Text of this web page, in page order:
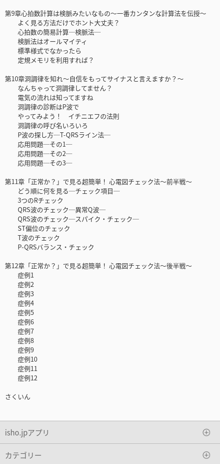
第9章心拍数計算は検脈みたいなもの～一番カンタンな計算法を伝授～
よく見る方法だけでホント大丈夫？
心拍数の簡易計算─検脈法─
検脈法はオールマイティ
標準様式でなかったら
定規メモリを利用すれば？
第10章洞調律を知れ～自信をもってサイナスと言えますか？～
なんちゃって洞調律してません？
電気の流れは知ってますね
洞調律の診断はP波で
やってみよう！ イチニエフの法則
洞調律の呼び名いろいろ
P波の探し方─T-QRSライン法─
応用問題─その1─
応用問題─その2─
応用問題─その3─
第11章「正常か？」で見る超簡単！ 心電図チェック法～前半戦～
どう順に何を見る─チェック項目─
3つのRチェック
QRS波のチェック─異常Q波─
QRS波のチェック─スパイク・チェック─
ST偏位のチェック
T波のチェック
P-QRSバランス・チェック
第12章「正常か？」で見る超簡単！ 心電図チェック法～後半戦～
症例1
症例2
症例3
症例4
症例5
症例6
症例7
症例8
症例9
症例10
症例11
症例12
さくいん
isho.jpアプリ
カテゴリー